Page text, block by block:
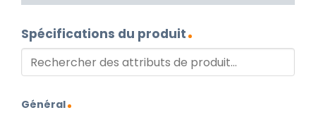
Spécifications du produit
Général